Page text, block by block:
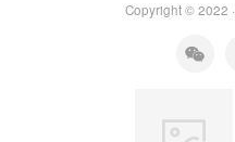
Copyright © 2022 ·